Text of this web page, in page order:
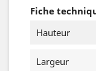
Fiche
Hauteur
Largeur